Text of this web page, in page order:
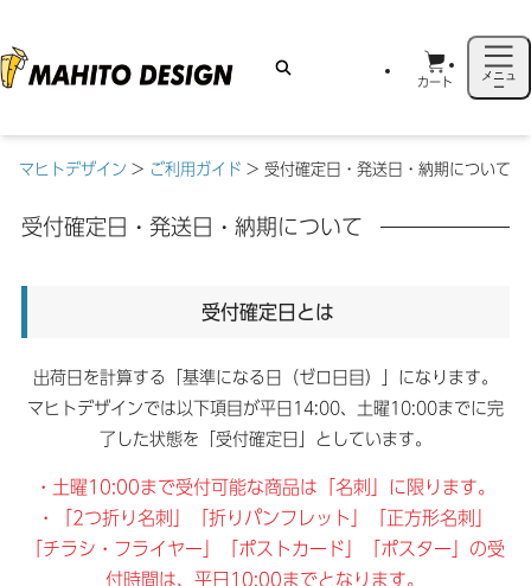
カート
メニュ
ー
マヒトデザイン > ご利用ガイド > 受付確定日・発送日・納期について
受付確定日・発送日・納期について
受付確定日とは
出荷日を計算する「基準になる日（ゼロ日目）」になります。
マヒトデザインでは以下項目が平日14:00、土曜10:00までに完
了した状態を「受付確定日」としています。
・土曜10:00まで受付可能な商品は「名刺」に限ります。
・「2つ折り名刺」「折りパンフレット」「正方形名刺」
「チラシ・フライヤー」「ポストカード」「ポスター」の受
付時間は、平日10:00までとなります。